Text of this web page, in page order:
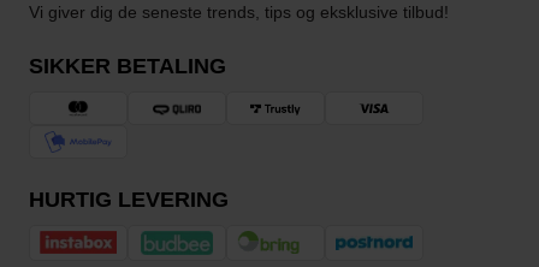
Vi giver dig de seneste trends, tips og eksklusive tilbud!
SIKKER BETALING
HURTIG LEVERING